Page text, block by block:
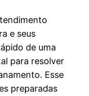
e seus
de uma
para resolver
Esse
preparadas